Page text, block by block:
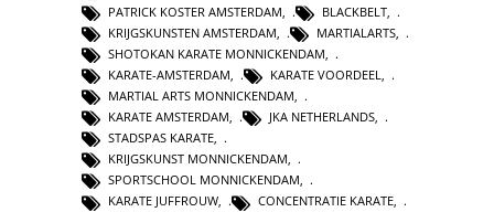
PATRICK KOSTER AMSTERDAM
BLACKBELT
KRIJGSKUNSTEN AMSTERDAM
MARTIALARTS
SHOTOKAN KARATE MONNICKENDAM,
KARATE-AMSTERDAM, KARATE VOORDEEL,
MARTIAL ARTS MONNICKENDAM,
KARATE AMSTERDAM, JKA NETHERLANDS,
STADSPAS KARATE,
KRIJGSKUNST MONNICKENDAM,
SPORTSCHOOL MONNICKENDAM,
KARATE JUFFROUW, CONCENTRATIE KARATE,